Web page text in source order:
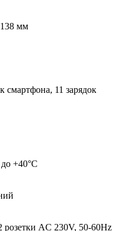
мм
смартфона, 11 зарядок
+40°C
розетки AC 230V, 50-60Hz